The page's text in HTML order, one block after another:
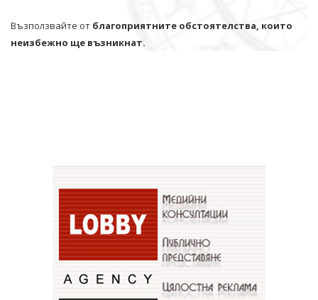
Възползвайте от благоприятните обстоятелства, които
неизбежно ще възникнат.